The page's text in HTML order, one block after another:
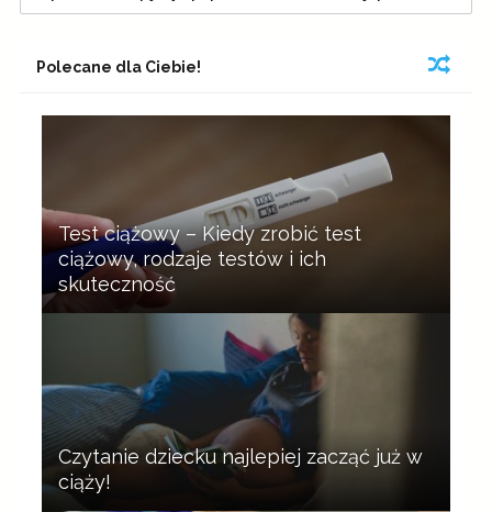
Polecane dla Ciebie!
Test ciążowy – Kiedy zrobić test
ciążowy, rodzaje testów i ich
skuteczność
Czytanie dziecku najlepiej zacząć już w
ciąży!